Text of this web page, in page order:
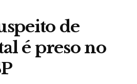
de
é preso no